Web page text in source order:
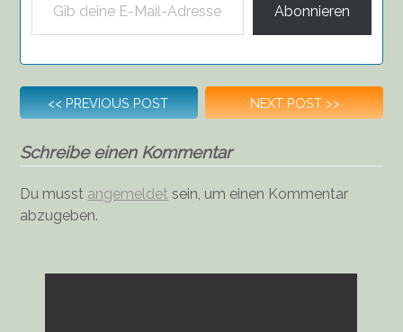
Abonnieren
Beitragsnavigation
<< PREVIOUS POST NEXT POST >>
Schreibe einen Kommentar
Du musst angemeldet sein, um einen Kommentar
abzugeben.